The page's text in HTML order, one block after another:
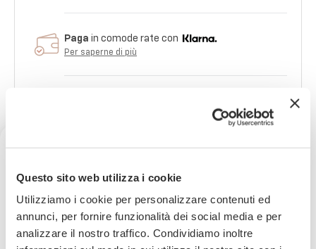
Questo sito web utilizza i cookie
Utilizziamo i cookie per personalizzare contenuti ed
annunci, per fornire funzionalità dei social media e per
analizzare il nostro traffico. Condividiamo inoltre
Paga in comode rate con
Per saperne di più
acquisto
Ricevi uno sconto del 10% sul
tuo prossimo ordine
Iscriviti subito alla nostra newsletter